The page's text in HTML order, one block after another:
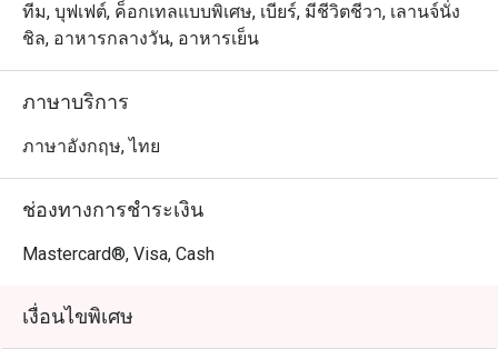
ทีม, บุฟเฟต์, ค็อกเทลแบบพิเศษ, เบียร์, มีชีวิตชีวา, เลานจ์นั่ง
ชิล, อาหารกลางวัน, อาหารเย็น
ภาษาบริการ
ภาษาอังกฤษ, ไทย
ช่องทางการชำระเงิน
Mastercard®, Visa, Cash
เงื่อนไขพิเศษ